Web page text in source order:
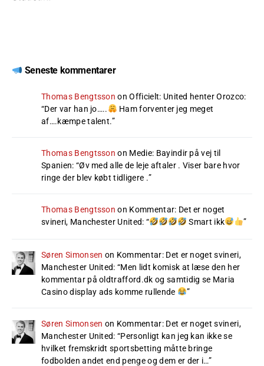
Seneste kommentarer
Thomas Bengtsson onOfficielt: United henter Orozco:
“Der var han jo…..
Ham forventer jeg meget
af….kæmpe talent.”
Thomas Bengtsson on Medie: Bayindir på vej til
Spanien: “Øv med alle de leje aftaler . Viser bare hvor
ringe der blev købt tidligere .”
Thomas Bengtsson on Kommentar: Det er noget
svineri, Manchester United: “ Smart ikk ”
Søren Simonsen on Kommentar: Det er noget svineri,
Manchester United: “Men lidt komisk at læse den her
kommentar på oldtrafford.dk og samtidig se Maria
Casino display ads komme rullende
”
Søren Simonsen on Kommentar: Det er noget svineri,
Manchester United: “Personligt kan jeg kan ikke se
hvilket fremskridt sportsbetting måtte bringe
fodbolden andet end penge og dem er der i…”